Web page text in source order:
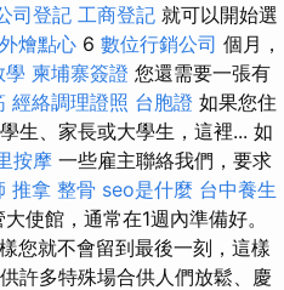
司登記 工商登記 就可以開始選
外燴點心 6 數位行銷公司 個月，
學 柬埔寨簽證 您還需要一張有
經絡調理證照 台胞證 如果您住
生、家長或大學生，這裡... 如
按摩 一些雇主聯絡我們，要求
推拿 整骨 seo是什麼 台中養生
使館，通常在1週內準備好。
您就不會留到最後一刻，這樣
許多特殊場合供人們放鬆、慶